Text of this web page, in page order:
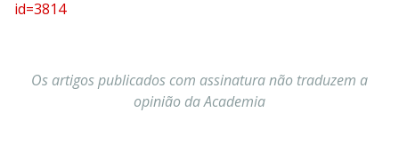
id=3814
Os artigos publicados com assinatura não traduzem a
opinião da Academia